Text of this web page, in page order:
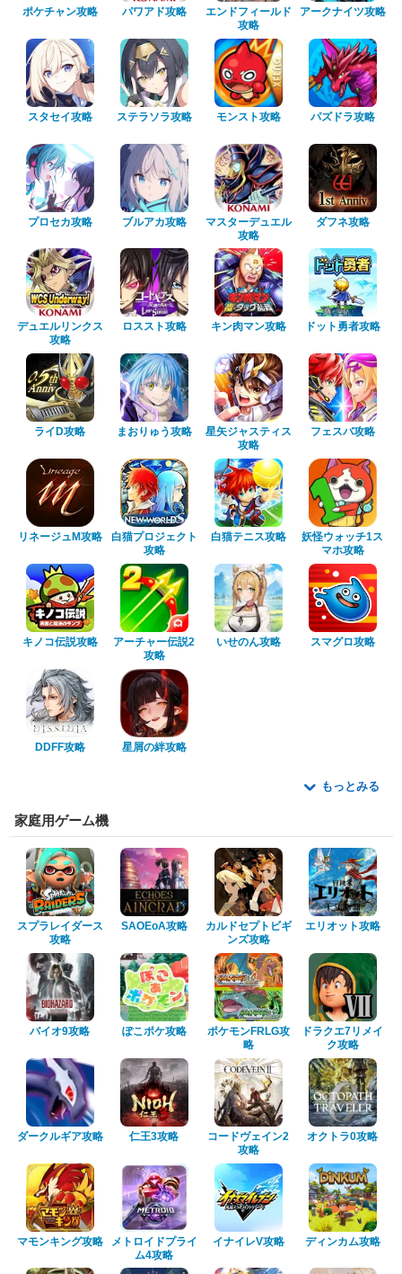
ポケチャン攻略 パワアド攻略
エンドフィールド
攻略
アークナイツ攻略
スタセイ攻略 ステラソラ攻略 モンスト攻略 パズドラ攻略
プロセカ攻略 ブルアカ攻略
マスターデュエル
攻略
ダフネ攻略
デュエルリンクス
攻略
ロススト攻略 キン肉マン攻略 ドット勇者攻略
ライD攻略 まおりゅう攻略
星矢ジャスティス
攻略
フェスバ攻略
リネージュM攻略
白猫プロジェクト
攻略
白猫テニス攻略
妖怪ウォッチ1ス
マホ攻略
キノコ伝説攻略
アーチャー伝説2
攻略
いせのん攻略 スマグロ攻略
DDFF攻略 星屑の絆攻略
もっとみる
家庭用ゲーム機
スプラレイダース
攻略
SAOEoA攻略
カルドセプトビギ
ンズ攻略
エリオット攻略
バイオ9攻略 ぽこポケ攻略
ポケモンFRLG攻
略
ドラクエ7リメイ
ク攻略
ダークルギア攻略 仁王3攻略
コードヴェイン2
攻略
オクトラ0攻略
マモンキング攻略
メトロイドプライ
ム4攻略
イナイレV攻略 ディンカム攻略